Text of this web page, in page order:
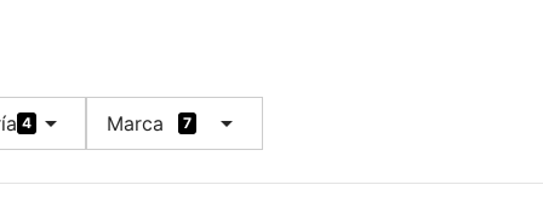
4 arrow_drop_down Marca 7 arrow_drop_down